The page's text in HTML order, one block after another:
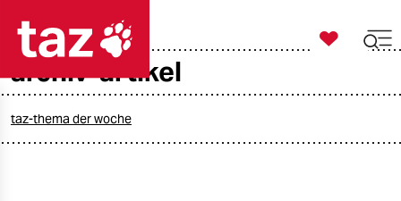

taz zahl ich
archiv-artikel
taz-thema der woche